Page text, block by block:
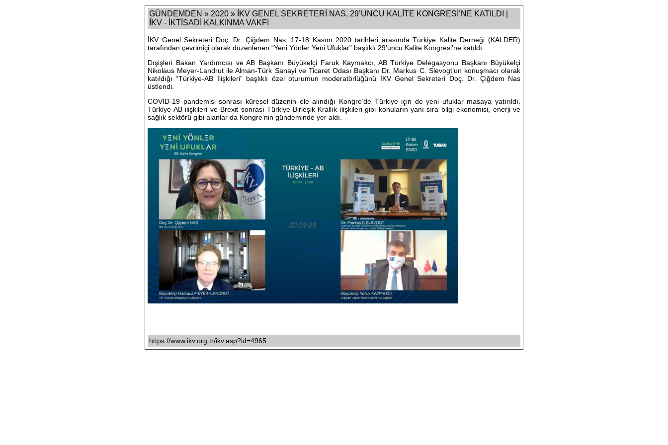
GÜNDEMDEN » 2020 » İKV GENEL SEKRETERİ NAS, 29’UNCU KALİTE KONGRESİ’NE KATILDI |
İKV - İKTİSADİ KALKINMA VAKFI
İKV Genel Sekreteri Doç. Dr. Çiğdem Nas, 17-18 Kasım 2020 tarihleri arasında Türkiye Kalite Derneği (KALDER)
tarafından çevrimiçi olarak düzenlenen “Yeni Yönler Yeni Ufuklar” başlıklı 29’uncu Kalite Kongresi’ne katıldı.
Dışişleri Bakan Yardımcısı ve AB Başkanı Büyükelçi Faruk Kaymakcı, AB Türkiye Delegasyonu Başkanı Büyükelçi
Nikolaus Meyer-Landrut ile Alman-Türk Sanayi ve Ticaret Odası Başkanı Dr. Markus C. Slevogt’un konuşmacı olarak
katıldığı “Türkiye-AB İlişkileri” başlıklı özel oturumun moderatörlüğünü İKV Genel Sekreteri Doç. Dr. Çiğdem Nas
üstlendi.
COVID-19 pandemisi sonrası küresel düzenin ele alındığı Kongre’de Türkiye için de yeni ufuklar masaya yatırıldı.
Türkiye-AB ilişkileri ve Brexit sonrası Türkiye-Birleşik Krallık ilişkileri gibi konuların yanı sıra bilgi ekonomisi, enerji ve
sağlık sektörü gibi alanlar da Kongre’nin gündeminde yer aldı.
https://www.ikv.org.tr/ikv.asp?id=4965